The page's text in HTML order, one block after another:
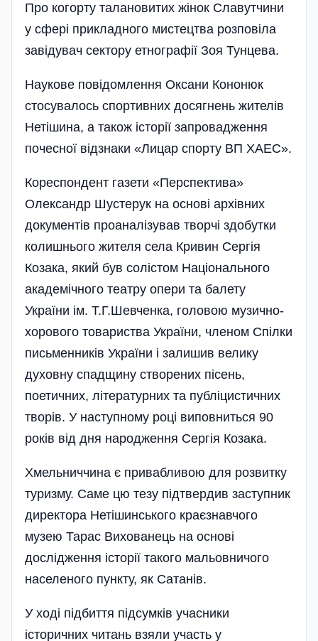
Про когорту талановитих жінок Славутчини
у сфері прикладного мистецтва розповіла
завідувач сектору етнографії Зоя Тунцева.
Наукове повідомлення Оксани Кононюк
стосувалось спортивних досягнень жителів
Нетішина, а також історії запровадження
почесної відзнаки «Лицар спорту ВП ХАЕС».
Кореспондент газети «Перспектива»
Олександр Шустерук на основі архівних
документів проаналізував творчі здобутки
колишнього жителя села Кривин Сергія
Козака, який був солістом Національного
академічного театру опери та балету
України ім. Т.Г.Шевченка, головою музично-
хорового товариства України, членом Спілки
письменників України і залишив велику
духовну спадщину створених пісень,
поетичних, літературних та публіцистичних
творів. У наступному році виповниться 90
років від дня народження Сергія Козака.
Хмельниччина є привабливою для розвитку
туризму. Саме цю тезу підтвердив заступник
директора Нетішинського краєзнавчого
музею Тарас Вихованець на основі
дослідження історії такого мальовничого
населеного пункту, як Сатанів.
У ході підбиття підсумків учасники
історичних читань взяли участь у